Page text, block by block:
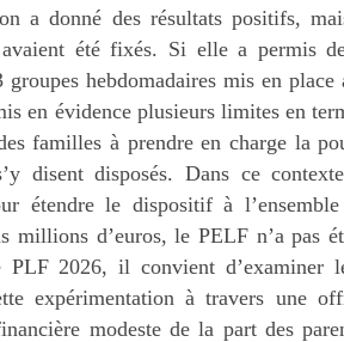
a donné des résultats positifs,
été fixés. Si elle a permis de
groupes hebdomadaires mis en
en évidence plusieurs limites en
familles à prendre en charge la
disent disposés. Dans ce
étendre le dispositif à
millions d’euros, le PELF n’a pas
PLF 2026, il convient d’examiner
expérimentation à travers une
modeste de la part des